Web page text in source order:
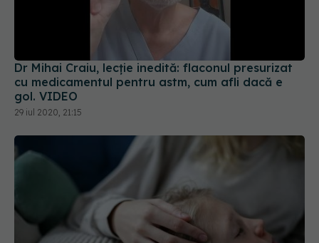
Dr Mihai Craiu, lecție inedită: flaconul presurizat
cu medicamentul pentru astm, cum afli dacă e
gol. VIDEO
29 iul 2020, 21:15